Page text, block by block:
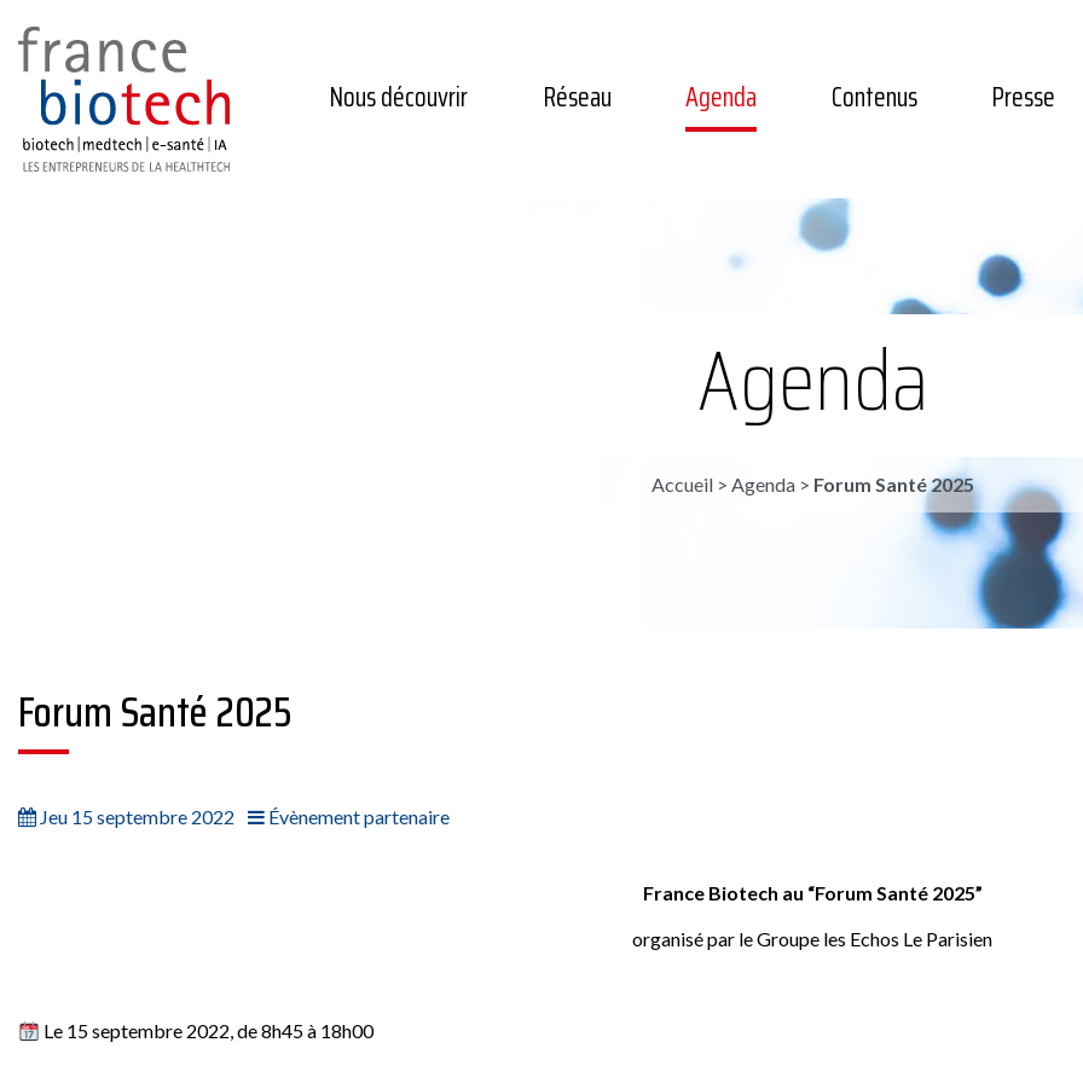
Nous découvrir Réseau Agenda Contenus Presse
Agenda
Accueil> Agenda> Forum Santé 2025
Forum Santé 2025
Jeu 15 septembre 2022 Évènement partenaire
France Biotech au “Forum Santé 2025”
organisé par le Groupe les Echos Le Parisien
Le 15 septembre 2022, de 8h45 à 18h00